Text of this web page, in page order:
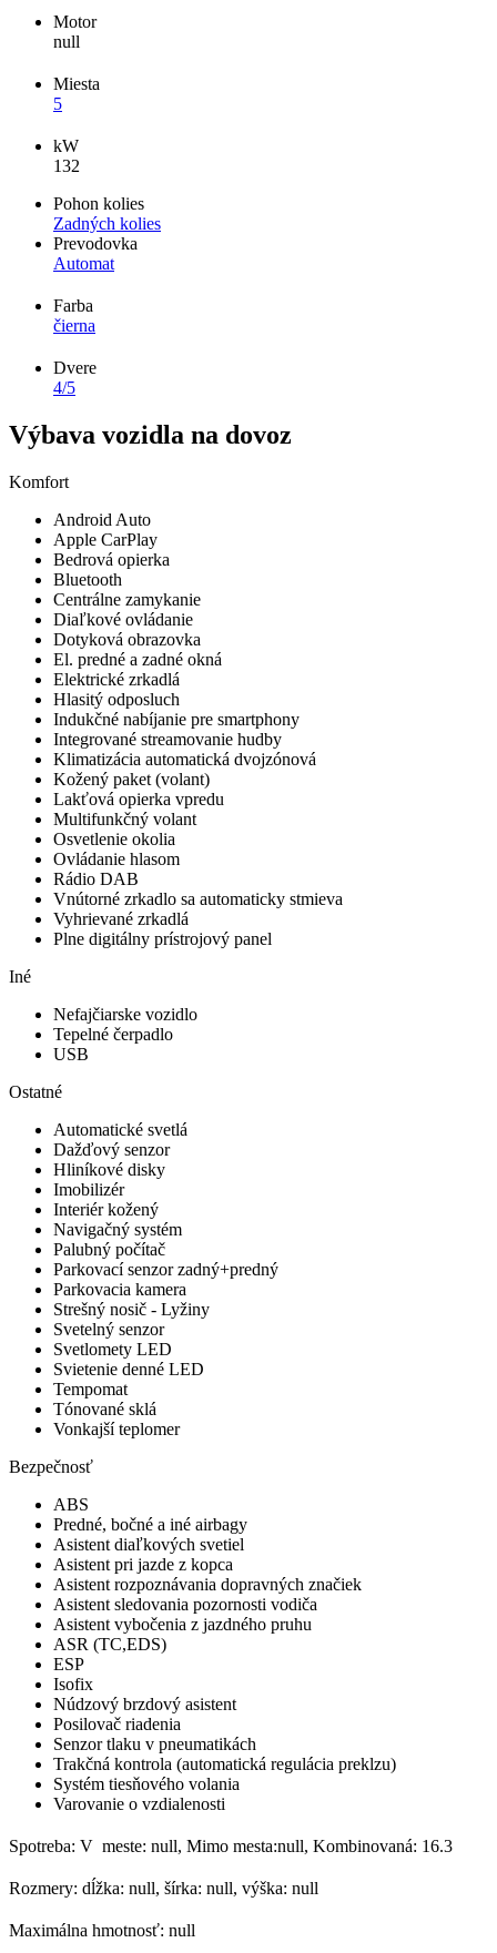
Motor
null
Miesta
5
kW
132
Pohon kolies
Zadných kolies
Prevodovka
Automat
Farba
čierna
Dvere
4/5
Výbava vozidla na dovoz
Komfort
Android Auto
Apple CarPlay
Bedrová opierka
Bluetooth
Centrálne zamykanie
Diaľkové ovládanie
Dotyková obrazovka
El. predné a zadné okná
Elektrické zrkadlá
Hlasitý odposluch
Indukčné nabíjanie pre smartphony
Integrované streamovanie hudby
Klimatizácia automatická dvojzónová
Kožený paket (volant)
Lakťová opierka vpredu
Multifunkčný volant
Osvetlenie okolia
Ovládanie hlasom
Rádio DAB
Vnútorné zrkadlo sa automaticky stmieva
Vyhrievané zrkadlá
Plne digitálny prístrojový panel
Iné
Nefajčiarske vozidlo
Tepelné čerpadlo
USB
Ostatné
Automatické svetlá
Dažďový senzor
Hliníkové disky
Imobilizér
Interiér kožený
Navigačný systém
Palubný počítač
Parkovací senzor zadný+predný
Parkovacia kamera
Strešný nosič - Lyžiny
Svetelný senzor
Svetlomety LED
Svietenie denné LED
Tempomat
Tónované sklá
Vonkajší teplomer
Bezpečnosť
ABS
Predné, bočné a iné airbagy
Asistent diaľkových svetiel
Asistent pri jazde z kopca
Asistent rozpoznávania dopravných značiek
Asistent sledovania pozornosti vodiča
Asistent vybočenia z jazdného pruhu
ASR (TC,EDS)
ESP
Isofix
Núdzový brzdový asistent
Posilovač riadenia
Senzor tlaku v pneumatikách
Trakčná kontrola (automatická regulácia preklzu)
Systém tiesňového volania
Varovanie o vzdialenosti
Spotreba: V meste: null, Mimo mesta:null, Kombinovaná: 16.3
Rozmery: dĺžka: null, šírka: null, výška: null
Maximálna hmotnosť: null